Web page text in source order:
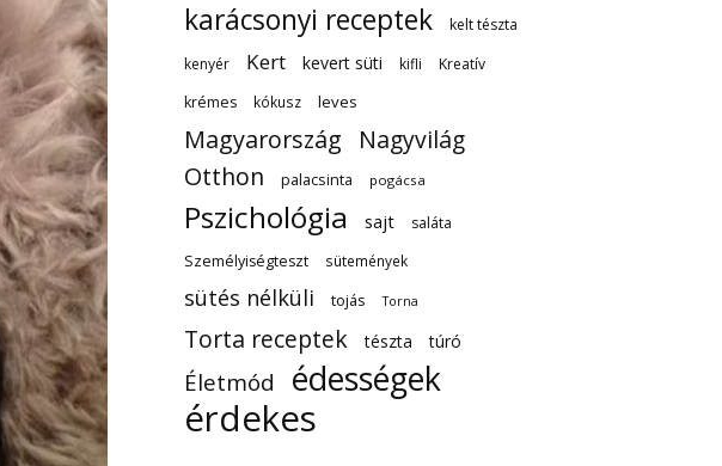
karácsonyi receptek
kelt tészta
kenyér
Kert kevert süti kifli
Kreatív
krémes
kókusz leves
Magyarország
Nagyvilág
Otthon
palacsinta pogácsa
Pszichológia sajt
saláta
Személyiségteszt
sütemények
sütés nélküli tojás Torna
Torta receptek tészta túró
Életmód édességek
érdekes